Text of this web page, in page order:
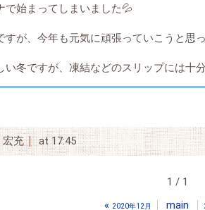
で始まってしまいました💦
すが、今年も元気に頑張っていこうと思
い冬ですが、凍結などのスリップには十
充 at 17:45
1 / 1
« 2020年12月 main